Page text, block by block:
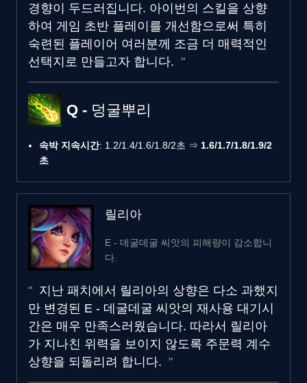
경향이 두드러집니다. 아이번의 스킬을 상향
하여 게임 초반 플레이를 개선함으로써 특히
숙련된 플레이어 여러분께 조금 더 매력적인
선택지로 만들고자 합니다.
Q - 덩굴뿌리
속박 지속시간: 1.2/1.4/1.6/1.8/2초 ⇒ 1.6/1.7/1.8/1.9/2
초
릴리아
E - 데굴데굴 씨앗의 피해량이 감소합니
다.
지난 패치에서 릴리아의 상향은 다소 과했지
만 변경된 E - 데굴데굴 씨앗의 재사용 대기시
간은 매우 만족스러웠습니다. 따라서 릴리아
가 지나친 위력을 보이지 않도록 주문력 계수
상향을 되돌리려 합니다.